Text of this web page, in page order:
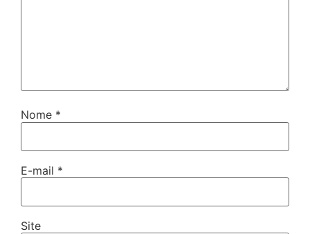
Nome *
E-mail *
Site